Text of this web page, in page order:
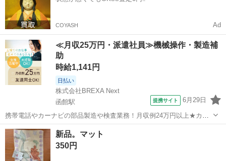
COYASH Ad
≪月収25万円・派遣社員≫機械操作・製造補
助
時給1,141円
日払い
株式会社BREXA Next
函館駅
提携サイト 6月29日
携帯電話やカーナビの部品製造や検査業務！月収例24万円以上★カッ
プル＆友達同士の応募OK◎日払い制度あり！社会保険完備◎マイカー
通勤OK＆無料駐車場あり★《北海道函館市》 人気の工場のお仕事 ◇
携帯電話やカーナビの部品製造...
北海道 函館市 函館駅 その他
新品。マット
350円